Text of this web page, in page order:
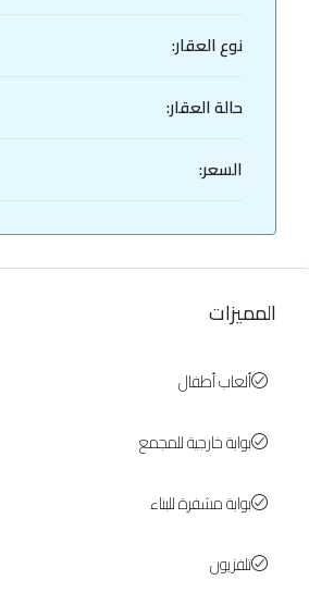
نوع العقار:
حالة العقار:
السعر:
المميزات
ألعاب أطفال
بوابة خارجية للمجمع
بوابة مشفرة للبناء
تلفزيون